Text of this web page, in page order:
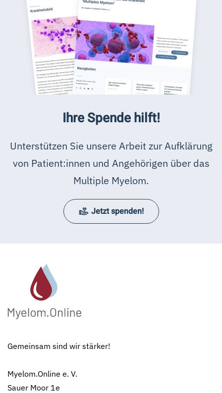
Ihre Spende hilft!
Unterstützen Sie unsere Arbeit zur Aufklärung
von Patient:innen und Angehörigen über das
Multiple Myelom.
Jetzt spenden!
Gemeinsam sind wir stärker!
Myelom.Online e. V.
Sauer Moor 1e